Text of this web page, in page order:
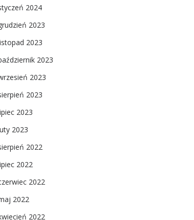
2024
2023
2023
2023
2023
2023
2023
2023
2022
2022
2022
2022
2022